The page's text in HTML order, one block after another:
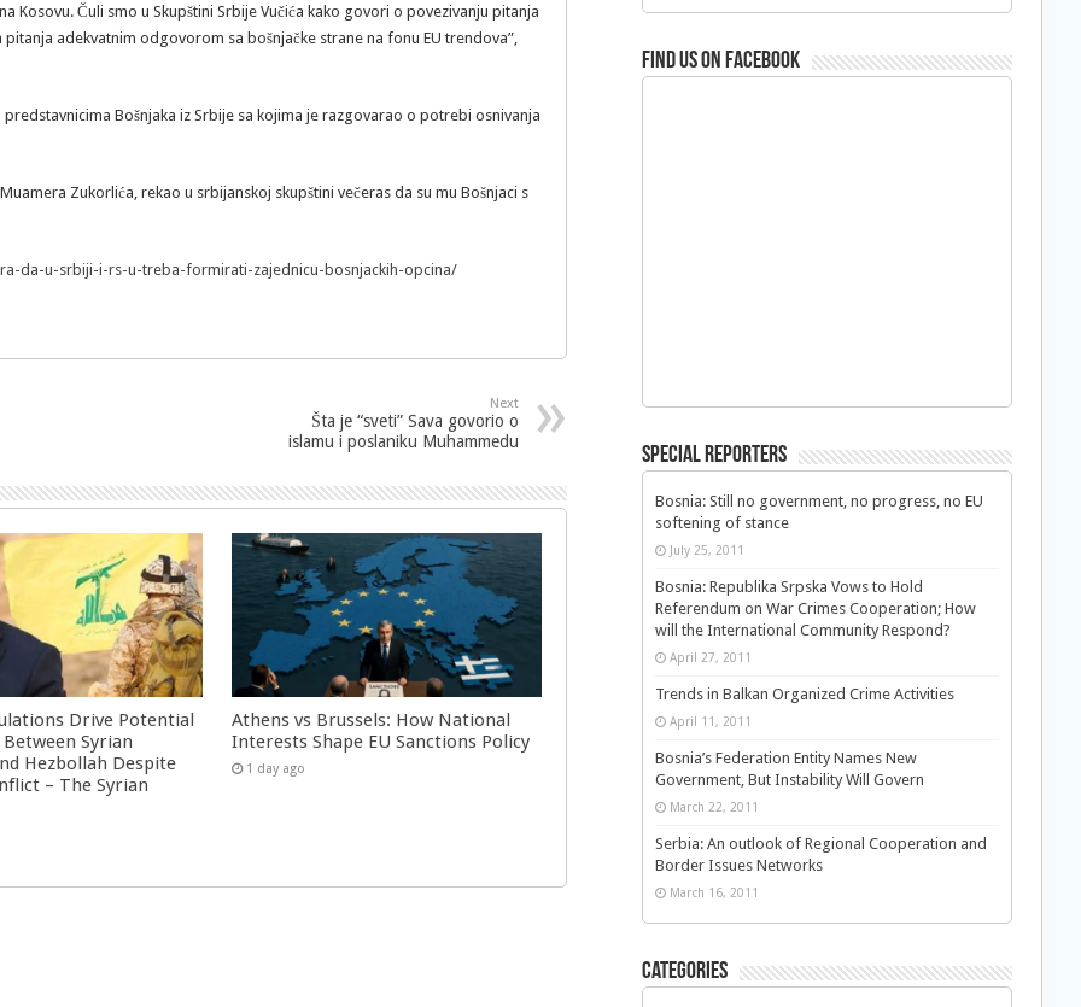
Kosovu. Čuli smo u Skupštini Srbije Vučića kako govori o povezivanju pitanja
adekvatnim odgovorom sa bošnjačke strane na fonu EU trendova”,
Bošnjaka iz Srbije sa kojima je razgovarao o potrebi osnivanja
Zukorlića, rekao u srbijanskoj skupštini večeras da su mu Bošnjaci s
da-u-srbiji-i-rs-u-treba-formirati-zajednicu-bosnjackih-opcina/
Next
Šta je “sveti” Sava govorio o
islamu i poslaniku Muhammedu
Drive Potential
Syrian
Hezbollah Despite
– The Syrian
Athens vs Brussels: How National
Interests Shape EU Sanctions Policy
1 day ago
Find us on Facebook
Special Reporters
Bosnia: Still no government, no progress, no EU
softening of stance
July 25, 2011
Bosnia: Republika Srpska Vows to Hold
Referendum on War Crimes Cooperation; How
will the International Community Respond?
April 27, 2011
Trends in Balkan Organized Crime Activities
April 11, 2011
Bosnia’s Federation Entity Names New
Government, But Instability Will Govern
March 22, 2011
Serbia: An outlook of Regional Cooperation and
Border Issues Networks
March 16, 2011
Categories